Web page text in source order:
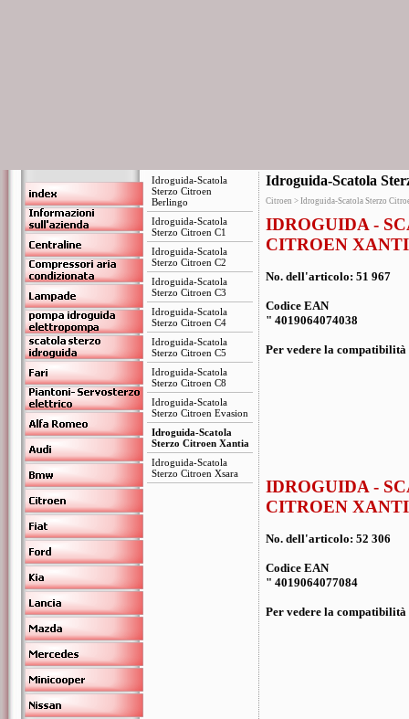
Idroguida-Scatola
Citroen > Idroguida-Scatola Sterzo
IDROGUIDA -
CITROEN
No. dell'articolo: 51 967
Codice EAN
" 4019064074038
Per vedere la
IDROGUIDA -
CITROEN
No. dell'articolo: 52 306
Codice EAN
" 4019064077084
Per vedere la
Idroguida-Scatola
Sterzo Citroen
Berlingo
Idroguida-Scatola
Sterzo Citroen C1
Idroguida-Scatola
Sterzo Citroen C2
Idroguida-Scatola
Sterzo Citroen C3
Idroguida-Scatola
Sterzo Citroen C4
Idroguida-Scatola
Sterzo Citroen C5
Idroguida-Scatola
Sterzo Citroen C8
Idroguida-Scatola
Sterzo Citroen Evasion
Idroguida-Scatola
Sterzo Citroen Xantia
Idroguida-Scatola
Sterzo Citroen Xsara